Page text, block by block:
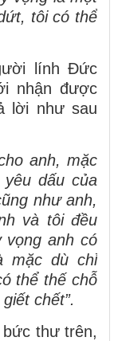
tôi có thể
lính Đức
nhận được
lời như sau
anh, mặc
dấu của
như anh,
và tôi đều
vọng anh có
mặc dù chỉ
thể thế chỗ
chết”.
thư trên,